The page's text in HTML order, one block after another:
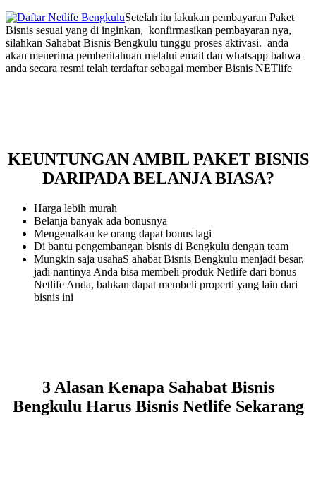
Setelah itu lakukan pembayaran Paket
Bisnis sesuai yang di inginkan, konfirmasikan pembayaran nya,
silahkan Sahabat Bisnis Bengkulu tunggu proses aktivasi. anda
akan menerima pemberitahuan melalui email dan whatsapp bahwa
anda secara resmi telah terdaftar sebagai member Bisnis NETlife
KEUNTUNGAN AMBIL PAKET BISNIS
DARIPADA BELANJA BIASA?
Harga lebih murah
Belanja banyak ada bonusnya
Mengenalkan ke orang dapat bonus lagi
Di bantu pengembangan bisnis di Bengkulu dengan team
Mungkin saja usahaS ahabat Bisnis Bengkulu menjadi besar,
jadi nantinya Anda bisa membeli produk Netlife dari bonus
Netlife Anda, bahkan dapat membeli properti yang lain dari
bisnis ini
3 Alasan Kenapa Sahabat Bisnis
Bengkulu Harus Bisnis Netlife Sekarang